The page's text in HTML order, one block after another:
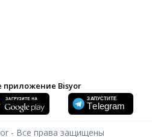
Bisyor
- Все права защищены